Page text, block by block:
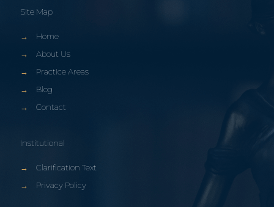
Site Map
→
Home
→
About Us
→
Practice Areas
→
Blog
→
Contact
Institutional
→
Clarification Text
→
Privacy Policy